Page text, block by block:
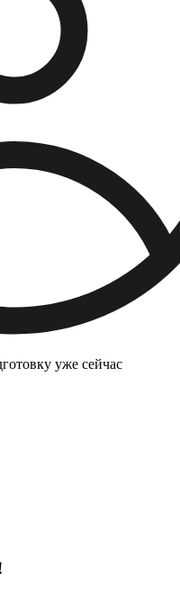
уже сейчас